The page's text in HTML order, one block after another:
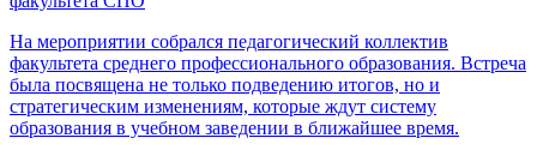
На мероприятии собрался педагогический коллектив
факультета среднего профессионального образования. Встреча
была посвящена не только подведению итогов, но и
стратегическим изменениям, которые ждут систему
образования в учебном заведении в ближайшее время.